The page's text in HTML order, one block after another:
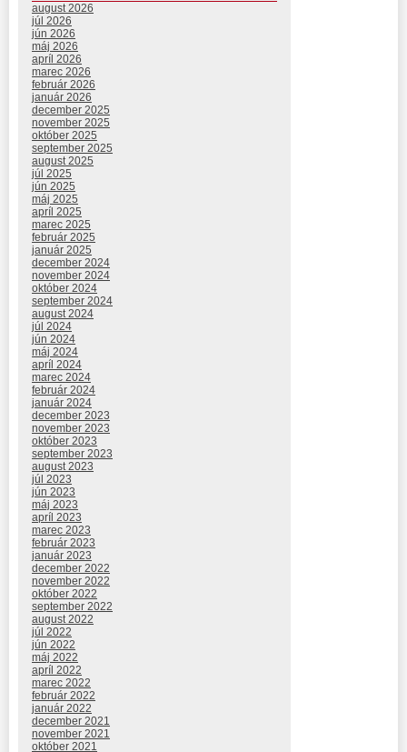
august 2026
júl 2026
jún 2026
máj 2026
apríl 2026
marec 2026
február 2026
január 2026
december 2025
november 2025
október 2025
september 2025
august 2025
júl 2025
jún 2025
máj 2025
apríl 2025
marec 2025
február 2025
január 2025
december 2024
november 2024
október 2024
september 2024
august 2024
júl 2024
jún 2024
máj 2024
apríl 2024
marec 2024
február 2024
január 2024
december 2023
november 2023
október 2023
september 2023
august 2023
júl 2023
jún 2023
máj 2023
apríl 2023
marec 2023
február 2023
január 2023
december 2022
november 2022
október 2022
september 2022
august 2022
júl 2022
jún 2022
máj 2022
apríl 2022
marec 2022
február 2022
január 2022
december 2021
november 2021
október 2021